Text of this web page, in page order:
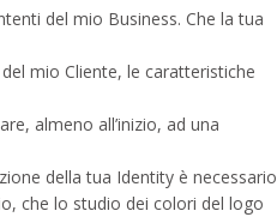
del mio Business. Che la tua
mio Cliente, le caratteristiche
almeno all’inizio, ad una
della tua Identity è necessario
che lo studio dei colori del logo